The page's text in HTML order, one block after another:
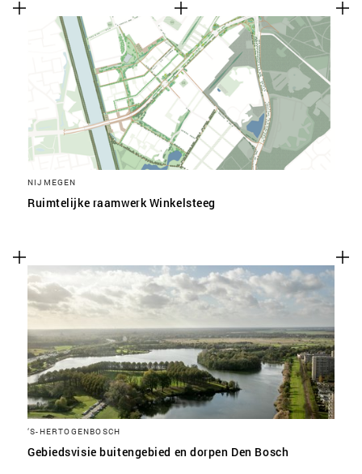
NIJMEGEN
Ruimtelijke raamwerk Winkelsteeg
‘S-HERTOGENBOSCH
Gebiedsvisie buitengebied en dorpen Den Bosch